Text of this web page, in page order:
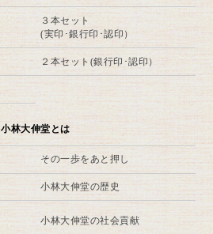
３本セット
(実印･銀行印･認印）
２本セット(銀行印･認印）
小林大伸堂とは
その一歩をあと押し
小林大伸堂の歴史
小林大伸堂の社会貢献